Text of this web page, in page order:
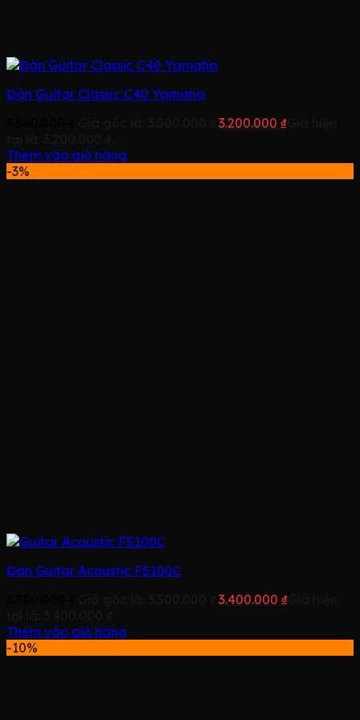
Đàn Guitar Classic C40 Yamaha
3.200.000 ₫
Thêm vào giỏ hàng
-3%
Đàn Guitar Acoustic FS100C
3.400.000 ₫
Thêm vào giỏ hàng
-10%